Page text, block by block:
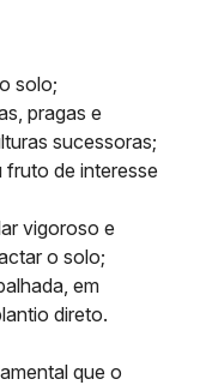
solo;
pragas e
sucessoras;
fruto de interesse
vigoroso e
o solo;
em
direto.
que o